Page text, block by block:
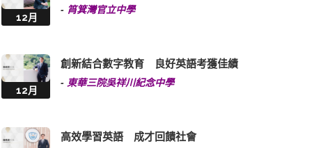
12月
- 筲箕灣官立中學
12月
創新結合數字教育 良好英語考獲佳績
- 東華三院吳祥川紀念中學
高效學習英語 成才回饋社會